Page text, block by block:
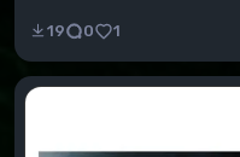
19 0 1